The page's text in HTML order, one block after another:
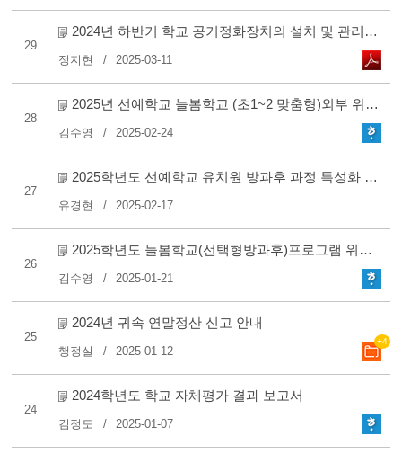
29
2024년 하반기 학교 공기정화장치의 설치 및 관리현황 점검표
정지현 2025-03-11
28
2025년 선예학교 늘봄학교 (초1~2 맞춤형)외부 위탁 강사 모집 ..
김수영 2025-02-24
27
2025학년도 선예학교 유치원 방과후 과정 특성화 프로그램 위..
유경현 2025-02-17
26
2025학년도 늘봄학교(선택형방과후)프로그램 위탁강사 최종 합..
김수영 2025-01-21
25
2024년 귀속 연말정산 신고 안내
+4
행정실 2025-01-12
24
2024학년도 학교 자체평가 결과 보고서
김정도 2025-01-07